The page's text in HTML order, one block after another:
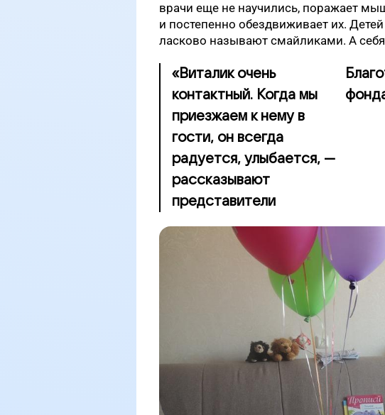
врачи еще не научились, поражает
и постепенно обездвиживает их.
ласково называют смайликами. А
«Виталик очень
контактный. Когда мы
приезжаем к нему в
гости, он всегда
радуется, улыбается, —
рассказывают
представители